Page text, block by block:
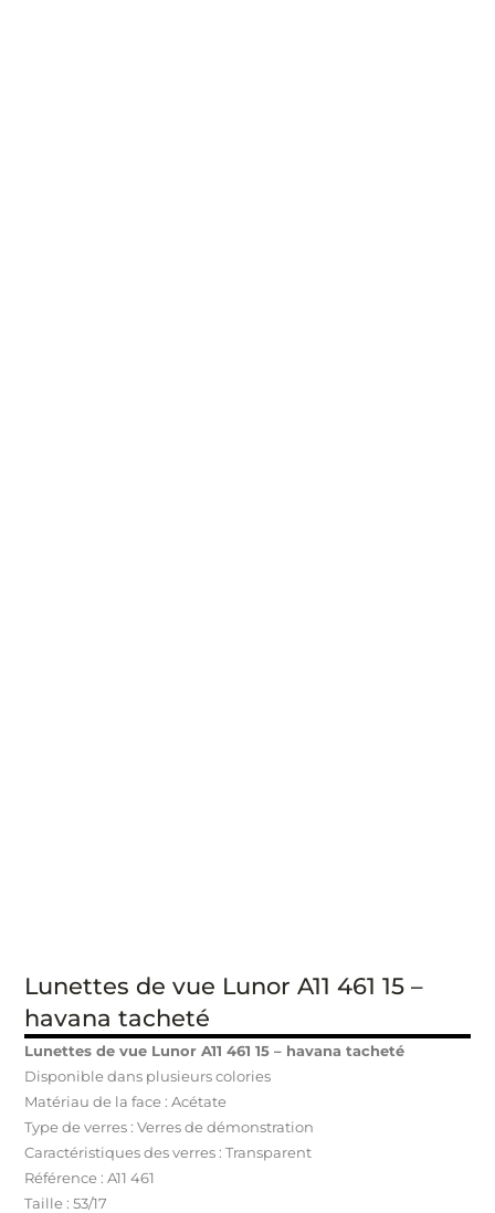
Lunettes de vue Lunor A11 461 15 –
havana tacheté
Lunettes de vue Lunor A11 461 15 – havana tacheté
Disponible dans plusieurs colories
Matériau de la face : Acétate
Type de verres : Verres de démonstration
Caractéristiques des verres : Transparent
Référence : A11 461
Taille : 53/17